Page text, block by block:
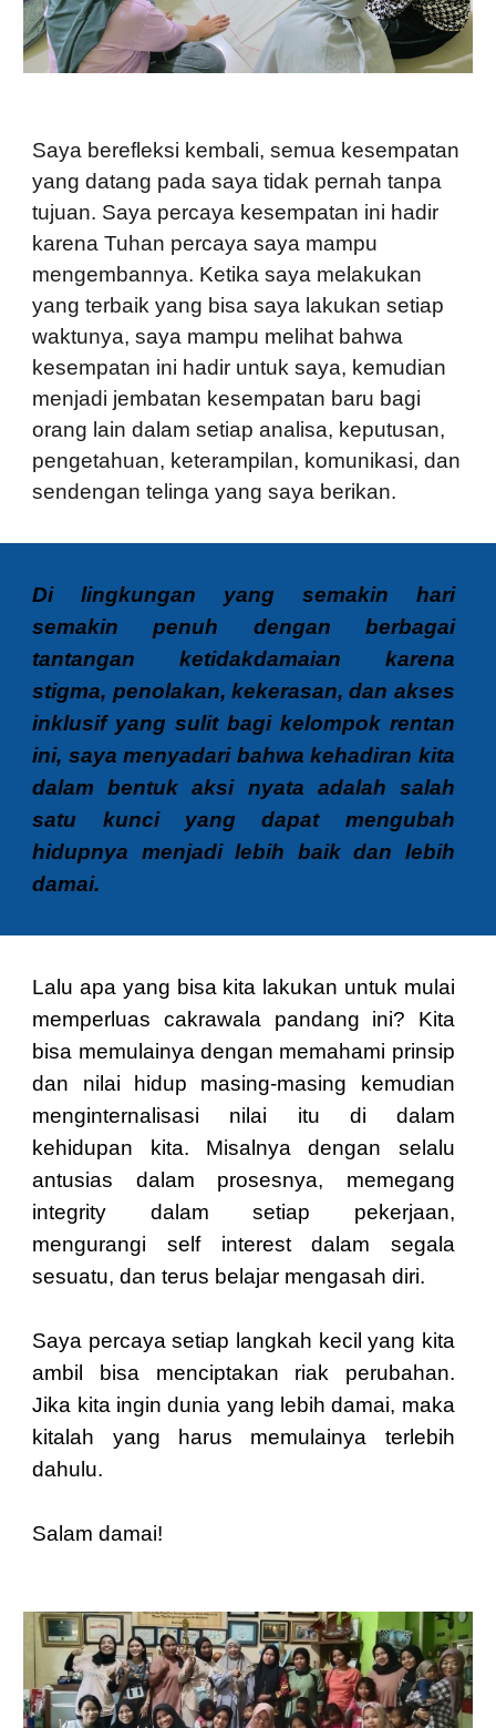
Saya berefleksi kembali, semua kesempatan
yang datang pada saya tidak pernah tanpa
tujuan. Saya percaya kesempatan ini hadir
karena Tuhan percaya saya mampu
mengembannya. Ketika saya melakukan
yang terbaik yang bisa saya lakukan setiap
waktunya, saya mampu melihat bahwa
kesempatan ini hadir untuk saya, kemudian
menjadi jembatan kesempatan baru bagi
orang lain dalam setiap analisa, keputusan,
pengetahuan, keterampilan, komunikasi, dan
sendengan telinga yang saya berikan.
Di lingkungan yang semakin hari
semakin penuh dengan berbagai
tantangan ketidakdamaian karena
stigma, penolakan, kekerasan, dan akses
inklusif yang sulit bagi kelompok rentan
ini, saya menyadari bahwa kehadiran kita
dalam bentuk aksi nyata adalah salah
satu kunci yang dapat mengubah
hidupnya menjadi lebih baik dan
lebih
damai.
Lalu apa yang bisa kita lakukan untuk mulai
memperluas cakrawala pandang ini? Kita
bisa memulainya dengan memahami prinsip
dan nilai hidup masing-masing kemudian
menginternalisasi nilai itu di dalam
kehidupan kita. Misalnya dengan selalu
antusias dalam prosesnya, memegang
integrity dalam setiap pekerjaan,
mengurangi self interest dalam segala
sesuatu, dan terus belajar mengasah diri.
Saya percaya setiap langkah kecil yang kita
ambil bisa menciptakan riak perubahan.
Jika kita ingin dunia yang lebih damai, maka
kitalah yang harus memulainya terlebih
dahulu.
Salam damai!